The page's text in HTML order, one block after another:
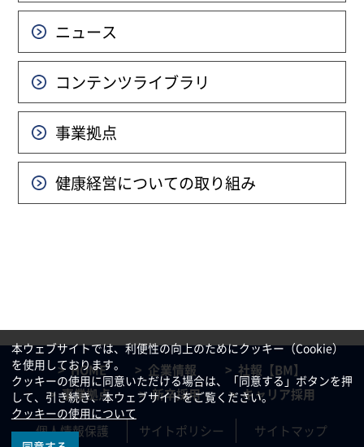
ニュース
コンテンツライブラリ
事業拠点
健康経営についての取り組み
HOME 企業情報
社報【BM】
事業拠点
新卒採用 キャリア採用
個人情報保護 サイトポリシー サイトマップ
本ウェブサイトでは、利便性の向上のためにクッキー（Cookie）
を使用しております。
クッキーの使用に同意いただける場合は、「同意する」ボタンを押
して、引き続き、本ウェブサイトをご覧ください。
クッキーの使用について